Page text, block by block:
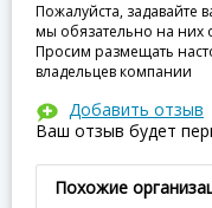
Пожалуйста, задавайте
мы обязательно на них
Просим размещать
владельцев компании
Добавить отзыв
Ваш отзыв будет
Похожие